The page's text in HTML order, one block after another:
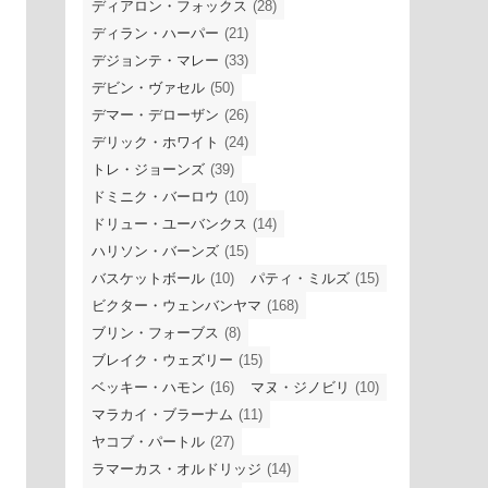
ディアロン・フォックス (28)
ディラン・ハーパー (21)
デジョンテ・マレー (33)
デビン・ヴァセル (50)
デマー・デローザン (26)
デリック・ホワイト (24)
トレ・ジョーンズ (39)
ドミニク・バーロウ (10)
ドリュー・ユーバンクス (14)
ハリソン・バーンズ (15)
バスケットボール (10) パティ・ミルズ (15)
ビクター・ウェンバンヤマ (168)
ブリン・フォーブス (8)
ブレイク・ウェズリー (15)
ベッキー・ハモン (16) マヌ・ジノビリ (10)
マラカイ・ブラーナム (11)
ヤコブ・パートル (27)
ラマーカス・オルドリッジ (14)